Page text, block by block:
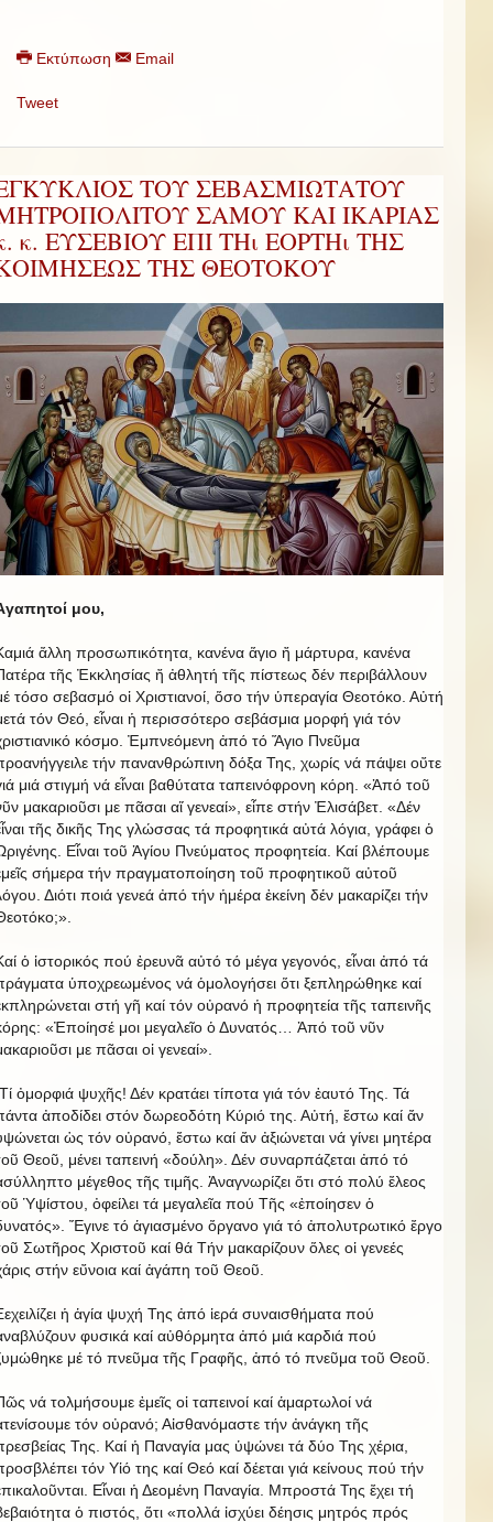
Εκτύπωση Email
Tweet
ΤΟΥ ΣΕΒΑΣΜΙΩΤΑΤΟΥ
ΣΑΜΟΥ ΚΑΙ ΙΚΑΡΙΑΣ
κ. ΕΥΣΕΒΙΟΥ ΕΠΙ ΤΗι ΕΟΡΤΗι ΤΗΣ
ΤΗΣ ΘΕΟΤΟΚΟΥ
μου,
ἄλλη προσωπικότητα, κανένα ἅγιο ἤ μάρτυρα, κανένα
τῆς Ἐκκλησίας ἤ ἀθλητή τῆς πίστεως δέν περιβάλλουν
τόσο σεβασμό οἱ Χριστιανοί, ὅσο τήν ὑπεραγία Θεοτόκο. Αὐτή
τόν Θεό, εἶναι ἡ περισσότερο σεβάσμια μορφή γιά τόν
κόσμο. Ἐμπνεόμενη ἀπό τό Ἅγιο Πνεῦμα
τήν πανανθρώπινη δόξα Της, χωρίς νά πάψει οὔτε
μιά στιγμή νά εἶναι βαθύτατα ταπεινόφρονη κόρη. «Ἀπό τοῦ
μακαριοῦσι με πᾶσαι αἵ γενεαί», εἶπε στήν Ἐλισάβετ. «Δέν
τῆς δικῆς Της γλώσσας τά προφητικά αὐτά λόγια, γράφει ὁ
Εἶναι τοῦ Ἁγίου Πνεύματος προφητεία. Καί βλέπουμε
σήμερα τήν πραγματοποίηση τοῦ προφητικοῦ αὐτοῦ
Διότι ποιά γενεά ἀπό τήν ἡμέρα ἐκείνη δέν μακαρίζει τήν
ὁ ἱστορικός πού ἐρευνᾶ αὐτό τό μέγα γεγονός, εἶναι ἀπό τά
ὑποχρεωμένος νά ὁμολογήσει ὅτι ξεπληρώθηκε καί
στή γῆ καί τόν οὐρανό ἡ προφητεία τῆς ταπεινῆς
«Ἐποίησέ μοι μεγαλεῖο ὁ Δυνατός… Ἀπό τοῦ νῦν
με πᾶσαι οἱ γενεαί».
ὀμορφιά ψυχῆς! Δέν κρατάει τίποτα γιά τόν ἑαυτό Της. Τά
ἀποδίδει στόν δωρεοδότη Κύριό της. Αὐτή, ἔστω καί ἄν
ὡς τόν οὐρανό, ἔστω καί ἄν ἀξιώνεται νά γίνει μητέρα
Θεοῦ, μένει ταπεινή «δούλη». Δέν συναρπάζεται ἀπό τό
μέγεθος τῆς τιμῆς. Ἀναγνωρίζει ὅτι στό πολύ ἔλεος
Ὑψίστου, ὀφείλει τά μεγαλεῖα πού Τῆς «ἐποίησεν ὁ
Ἔγινε τό ἁγιασμένο ὄργανο γιά τό ἀπολυτρωτικό ἔργο
Σωτῆρος Χριστοῦ καί θά Τήν μακαρίζουν ὅλες οἱ γενεές
στήν εὔνοια καί ἀγάπη τοῦ Θεοῦ.
ἡ ἁγία ψυχή Της ἀπό ἱερά συναισθήματα πού
φυσικά καί αὐθόρμητα ἀπό μιά καρδιά πού
μέ τό πνεῦμα τῆς Γραφῆς, ἀπό τό πνεῦμα τοῦ Θεοῦ.
νά τολμήσουμε ἐμεῖς οἱ ταπεινοί καί ἁμαρτωλοί νά
τόν οὐρανό; Αἰσθανόμαστε τήν ἀνάγκη τῆς
Της. Καί ἡ Παναγία μας ὑψώνει τά δύο Της χέρια,
τόν Υἱό της καί Θεό καί δέεται γιά κείνους πού τήν
Εἶναι ἡ Δεομένη Παναγία. Μπροστά Της ἔχει τή
ὁ πιστός, ὅτι «πολλά ἰσχύει δέησις μητρός πρός